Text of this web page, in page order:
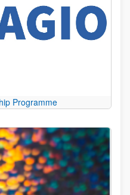
Programme